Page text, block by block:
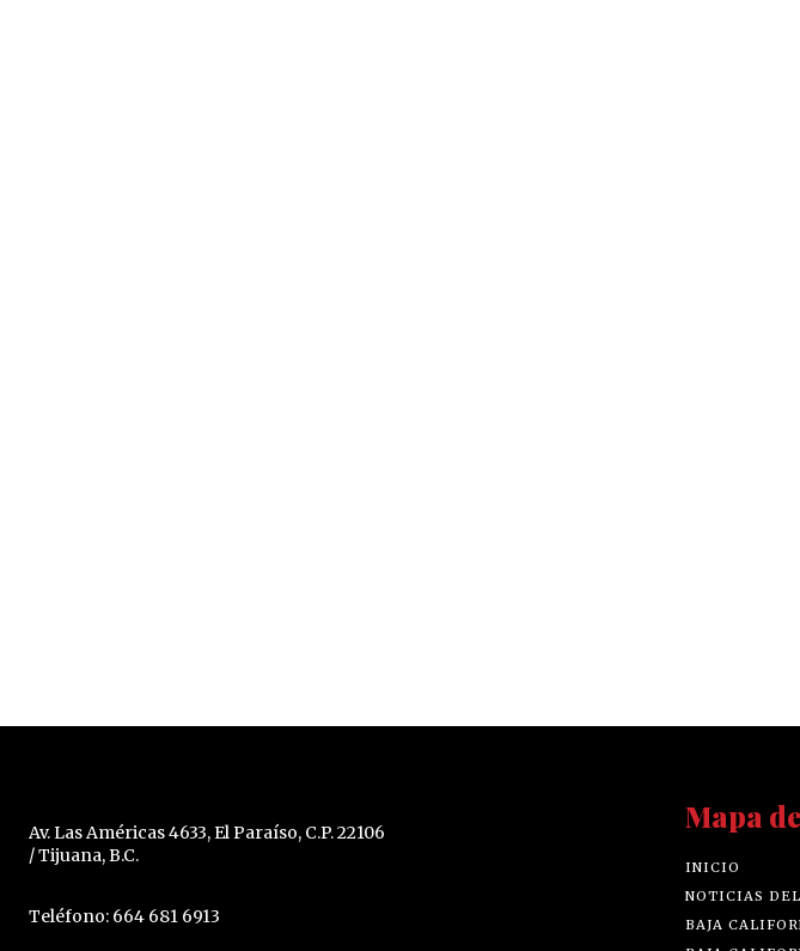
Av. Las Américas 4633, El Paraíso, C.P. 22106
/ Tijuana, B.C.
Teléfono: 664 681 6913
Mapa
INICIO
NOTICIAS
BAJA